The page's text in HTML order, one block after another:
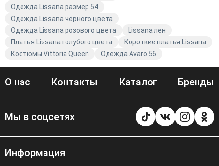
Одежда Lissana размер 54
Одежда Lissana чёрного цвета
Одежда Lissana розового цвета
Lissana лен
Платья Lissana голубого цвета
Короткие платья Lissana
Костюмы Vittoria Queen
Одежда Avaro 56
О нас Контакты Каталог Бренды
Мы в соцсетях
Информация